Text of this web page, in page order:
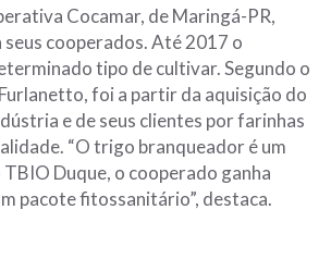
Cocamar, de Maringá-PR,
cooperados. Até 2017 o
tipo de cultivar. Segundo o
foi a partir da aquisição do
e de seus clientes por farinhas
“O trigo branqueador é um
Duque, o cooperado ganha
pacote fitossanitário”, destaca.